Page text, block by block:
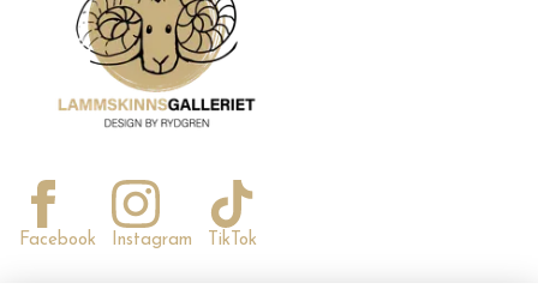
Facebook Instagram TikTok